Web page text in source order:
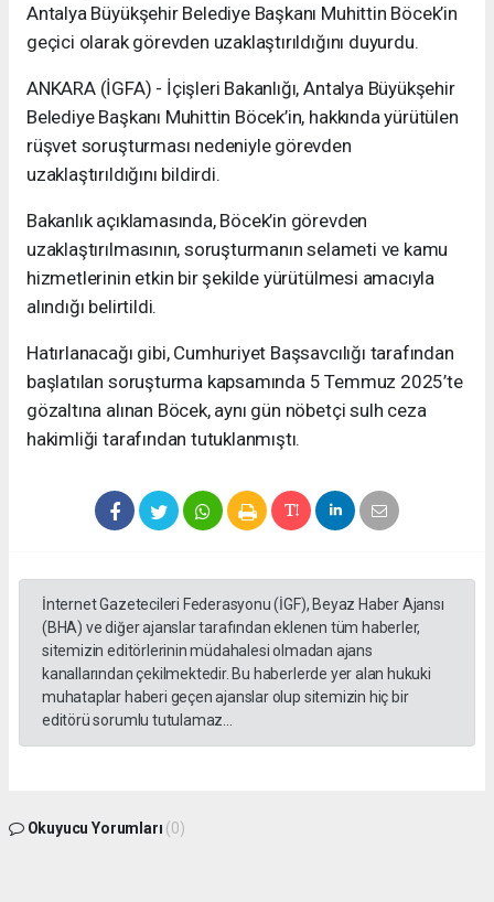
Antalya Büyükşehir Belediye Başkanı Muhittin Böcek’in
geçici olarak görevden uzaklaştırıldığını duyurdu.
ANKARA (İGFA) - İçişleri Bakanlığı, Antalya Büyükşehir
Belediye Başkanı Muhittin Böcek’in, hakkında yürütülen
rüşvet soruşturması nedeniyle görevden
uzaklaştırıldığını bildirdi.
Bakanlık açıklamasında, Böcek’in görevden
uzaklaştırılmasının, soruşturmanın selameti ve kamu
hizmetlerinin etkin bir şekilde yürütülmesi amacıyla
alındığı belirtildi.
Hatırlanacağı gibi, Cumhuriyet Başsavcılığı tarafından
başlatılan soruşturma kapsamında 5 Temmuz 2025’te
gözaltına alınan Böcek, aynı gün nöbetçi sulh ceza
hakimliği tarafından tutuklanmıştı.
İnternet Gazetecileri Federasyonu (İGF), Beyaz Haber Ajansı
(BHA) ve diğer ajanslar tarafından eklenen tüm haberler,
sitemizin editörlerinin müdahalesi olmadan ajans
kanallarından çekilmektedir. Bu haberlerde yer alan hukuki
muhataplar haberi geçen ajanslar olup sitemizin hiç bir
editörü sorumlu tutulamaz...
Okuyucu Yorumları (0)